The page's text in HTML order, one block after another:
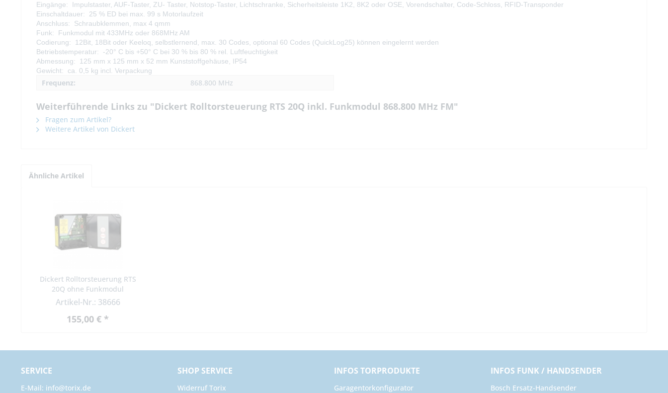
Eingänge: Impulstaster, AUF-Taster, ZU- Taster, Notstop-Taster, Lichtschranke, Sicherheitsleiste 1K2, 8K2 oder OSE, Vorendschalter, Code-Schloss, RFID-Transponder
Einschaltdauer: 25 % ED bei max. 99 s Motorlaufzeit
Anschluss: Schraubklemmen, max 4 qmm
Funk: Funkmodul mit 433MHz oder 868MHz AM
Codierung: 12Bit, 18Bit oder Keeloq, selbstlernend, max. 30 Codes, optional 60 Codes (QuickLog25) können eingelernt werden
Betriebstemperatur: -20° C bis +50° C bei 30 % bis 80 % rel. Luftfeuchtigkeit
Abmessung: 125 mm x 125 mm x 52 mm Kunststoffgehäuse, IP54
Gewicht: ca. 0,5 kg incl. Verpackung
Frequenz: 868.800 MHz
Weiterführende Links zu "Dickert Rolltorsteuerung RTS 20Q inkl. Funkmodul 868.800 MHz FM"
Fragen zum Artikel?
Weitere Artikel von Dickert
Ähnliche Artikel
Dickert Rolltorsteuerung RTS
20Q ohne Funkmodul
Artikel-Nr.: 38666
155,00 € *
SERVICE
E-Mail: info@torix.de
SHOP SERVICE
Widerruf Torix
INFOS TORPRODUKTE
Garagentorkonfigurator
INFOS FUNK / HANDSENDER
Bosch Ersatz-Handsender